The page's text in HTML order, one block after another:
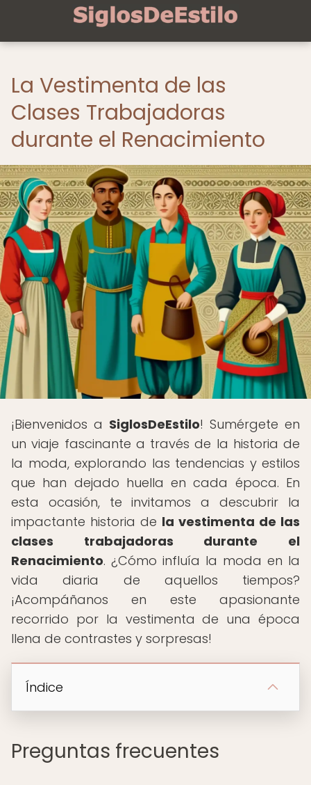
La Vestimenta de las
Clases Trabajadoras
durante el Renacimiento
¡Bienvenidos a SiglosDeEstilo! Sumérgete en
un viaje fascinante a través de la historia de
la moda, explorando las tendencias y estilos
que han dejado huella en cada época. En
esta ocasión, te invitamos a descubrir la
impactante historia de la vestimenta de las
clases trabajadoras durante el
Renacimiento. ¿Cómo influía la moda en la
vida diaria de aquellos tiempos?
¡Acompáñanos en este apasionante
recorrido por la vestimenta de una época
llena de contrastes y sorpresas!
Índice
Preguntas frecuentes